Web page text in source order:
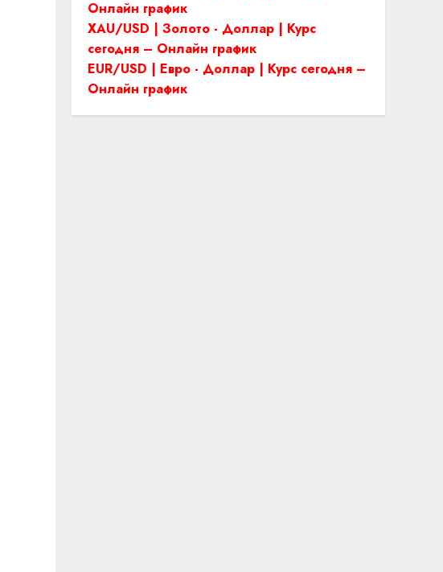
Онлайн график
XAU/USD | Золото - Доллар | Курс
сегодня – Онлайн график
EUR/USD | Евро - Доллар | Курс сегодня –
Онлайн график